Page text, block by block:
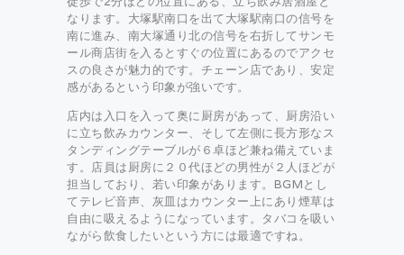
なります。大塚駅南口を出て大塚駅南口の信号を
南に進み、南大塚通り北の信号を右折してサンモ
ール商店街を入るとすぐの位置にあるのでアクセ
スの良さが魅力的です。チェーン店であり、安定
感があるという印象が強いです。
店内は入口を入って奥に厨房があって、厨房沿い
に立ち飲みカウンター、そして左側に長方形なス
タンディングテーブルが６卓ほど兼ね備えていま
す。店員は厨房に２０代ほどの男性が２人ほどが
担当しており、若い印象があります。BGMとし
てテレビ音声、灰皿はカウンター上にあり煙草は
自由に吸えるようになっています。タバコを吸い
ながら飲食したいという方には最適ですね。